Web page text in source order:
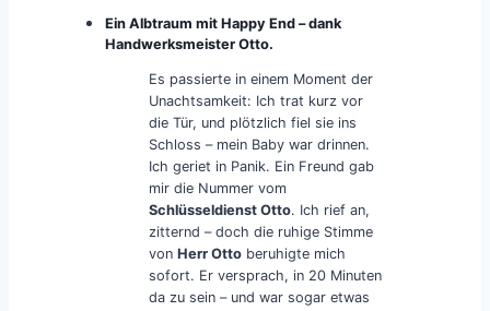
Ein Albtraum mit Happy End – dank
Handwerksmeister Otto.
Es passierte in einem Moment der
Unachtsamkeit: Ich trat kurz vor
die Tür, und plötzlich fiel sie ins
Schloss – mein Baby war drinnen.
Ich geriet in Panik. Ein Freund gab
mir die Nummer vom
Schlüsseldienst Otto. Ich rief an,
zitternd – doch die ruhige Stimme
von Herr Otto beruhigte mich
sofort. Er versprach, in 20 Minuten
da zu sein – und war sogar etwas